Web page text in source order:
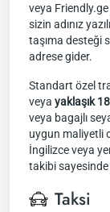
veya Friendly.ge
sizin adınız
taşıma desteği
adrese gider.
Standart özel
veya yaklaşık
veya bagajlı
uygun maliyetli
İngilizce veya
takibi
Taksi